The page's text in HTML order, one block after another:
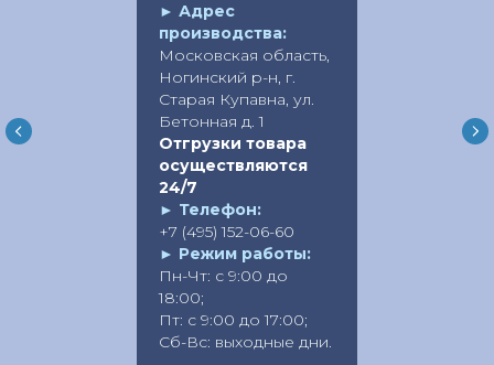
► Адрес
производства:
Московская область,
Ногинский р-н, г.
Старая Купавна, ул.
Бетонная д. 1
Отгрузки товара
осуществляются
24/7
► Телефон:
+7 (495) 152-06-60
► Режим работы:
Пн-Чт: с 9:00 до
18:00;
Пт: с 9:00 до 17:00;
Сб-Вс: выходные дни.